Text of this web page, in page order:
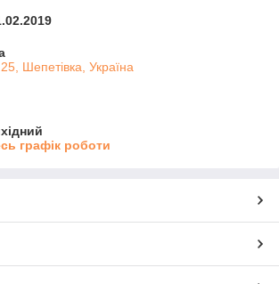
Шепетівка, Україна
графік роботи